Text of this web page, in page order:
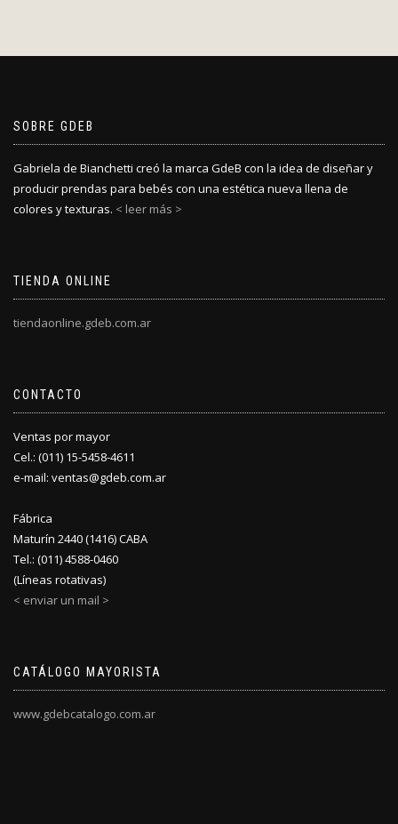
SOBRE GDEB
Gabriela de Bianchetti creó la marca GdeB con la idea de diseñar y
producir prendas para bebés con una estética nueva llena de
colores y texturas. < leer más >
TIENDA ONLINE
tiendaonline.gdeb.com.ar
CONTACTO
Ventas por mayor
Cel.: (011) 15-5458-4611
e-mail: ventas@gdeb.com.ar
Fábrica
Maturín 2440 (1416) CABA
Tel.: (011) 4588-0460
(Líneas rotativas)
< enviar un mail >
CATÁLOGO MAYORISTA
www.gdebcatalogo.com.ar